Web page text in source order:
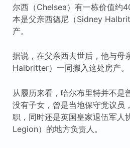
尔西（Chelsea）有一栋价值约
本是父亲西德尼（Sidney
产。
据说，在父亲西去世后，他与母
Halbritter）一同搬入这处房产。
从履历来看，哈尔布里特并不是
没有子女，曾是当地保守党议员
职，同时还是英国皇家退伍军人
Legion）的地方负责人。